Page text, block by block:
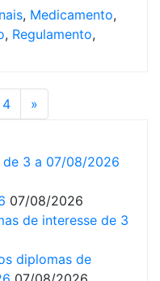
, Medicamento,
, Regulamento,
4 »
de 3 a 07/08/2026
07/08/2026
de interesse de 3
diplomas de